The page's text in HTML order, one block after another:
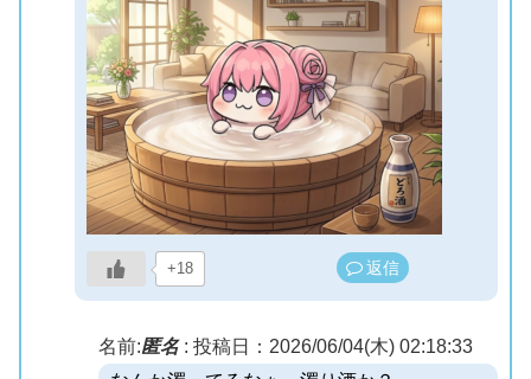
+18 返信
名前:匿名: 投稿日：2026/06/04(木) 02:18:33